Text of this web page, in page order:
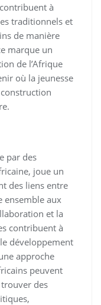
à
traditionnels et
de manière
marque un
de l’Afrique
où la jeunesse
par des
joue un
des liens entre
ensemble aux
et la
contribuent à
développement
approche
peuvent
des